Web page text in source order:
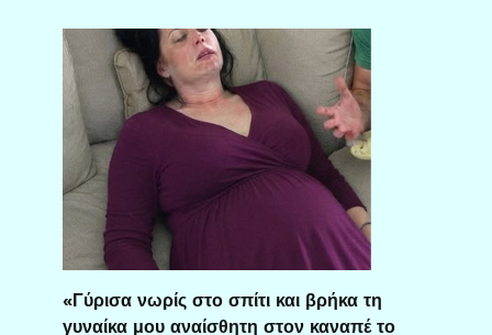
«Γύρισα νωρίς στο σπίτι και βρήκα τη
γυναίκα μου αναίσθητη στον καναπέ το